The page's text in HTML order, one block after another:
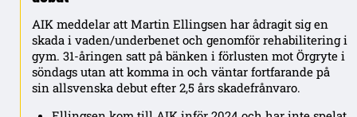
AIK meddelar att Martin Ellingsen har ådragit sig en
skada i vaden/underbenet och genomför rehabilitering i
gym. 31-åringen satt på bänken i förlusten mot Örgryte i
söndags utan att komma in och väntar fortfarande på
sin allsvenska debut efter 2,5 års skadefrånvaro.